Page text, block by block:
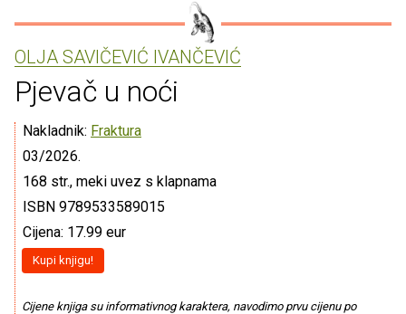
OLJA SAVIČEVIĆ IVANČEVIĆ
Pjevač u noći
Nakladnik: Fraktura
03/2026.
168 str., meki uvez s klapnama
ISBN 9789533589015
Cijena: 17.99 eur
Kupi knjigu!
Cijene knjiga su informativnog karaktera, navodimo prvu cijenu po